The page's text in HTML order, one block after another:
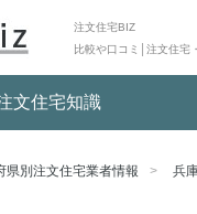
注文住宅BIZ
比較や口コミ│注文住宅
文住宅知識
県別注文住宅業者情報 兵